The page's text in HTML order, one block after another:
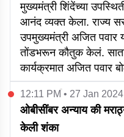
मुख्यमंत्री शिंदेंच्या
आनंद व्यक्त केला. राज्य
उपमुख्यमंत्री अजित पवार
तोंडभरून कौतुक केलं.
कार्यक्रमात अजित पवार
12:11 PM • 27 Jan 2024
ओबीसींबर अन्याय की
केली शंका